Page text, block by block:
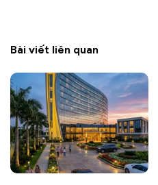
Bài viết liên quan